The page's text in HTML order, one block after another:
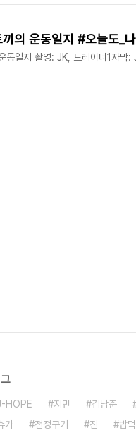
일지 촬영: JK, 트레이너1자막:
HOPE 지민 김남준
가
전정구기 진 밥